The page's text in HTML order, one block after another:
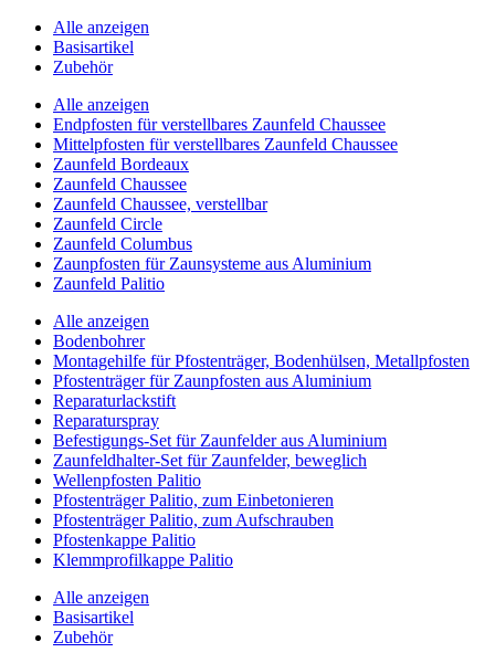
Alle anzeigen
Basisartikel
Zubehör
Alle anzeigen
Endpfosten für verstellbares Zaunfeld Chaussee
Mittelpfosten für verstellbares Zaunfeld Chaussee
Zaunfeld Bordeaux
Zaunfeld Chaussee
Zaunfeld Chaussee, verstellbar
Zaunfeld Circle
Zaunfeld Columbus
Zaunpfosten für Zaunsysteme aus Aluminium
Zaunfeld Palitio
Alle anzeigen
Bodenbohrer
Montagehilfe für Pfostenträger, Bodenhülsen, Metallpfosten
Pfostenträger für Zaunpfosten aus Aluminium
Reparaturlackstift
Reparaturspray
Befestigungs-Set für Zaunfelder aus Aluminium
Zaunfeldhalter-Set für Zaunfelder, beweglich
Wellenpfosten Palitio
Pfostenträger Palitio, zum Einbetonieren
Pfostenträger Palitio, zum Aufschrauben
Pfostenkappe Palitio
Klemmprofilkappe Palitio
Alle anzeigen
Basisartikel
Zubehör